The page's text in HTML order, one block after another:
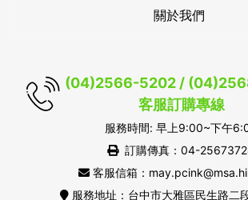
關於我們
(04)2566-5202 /
客服訂購專線
服務時間: 早上9:00~下午
訂購傳真：04-
客服信箱：
服務地址：台中市大雅區民生路二